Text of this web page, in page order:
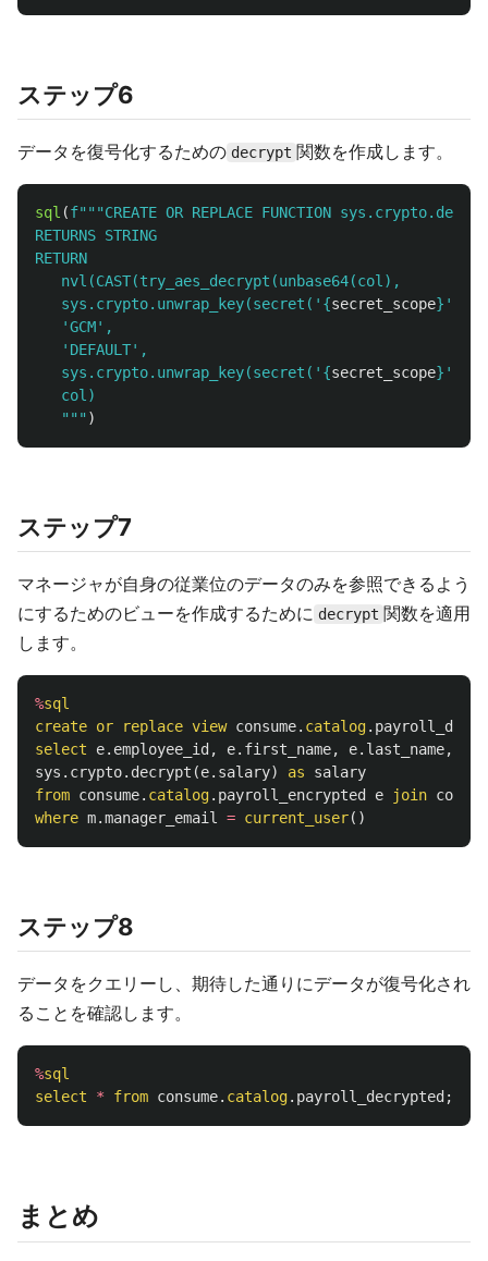
ステップ6
データを復号化するための decrypt 関数を作成します。
sql (f"""CREATE OR REPLACE FUNCTION
RETURNS STRING
RETURN
   nvl(CAST(try_aes_decrypt(unbase64(col),
   sys.crypto.unwrap_key(secret(
' {secret_scope} '
'GCM' ,
' DEFAULT' ,
   sys.crypto.unwrap_key(secret(
' {secret_scope} '
   col)
""" )
ステップ7
マネージャが自身の従業位のデータのみを参照できるよう
にするためのビューを作成するために decrypt 関数を適用
します。
%sql
create or replace view consume. catalog.
select
e. employee_id , e. first_name, e. last_name,
sys . crypto. decrypt (e. salary) as
salary
from consume. catalog. payroll_encrypted e join
where m.manager_email = current_user()
ステップ8
データをクエリーし、期待した通りにデータが復号化され
ることを確認します。
%sql
select
* from consume. catalog. payroll_decrypted ;
まとめ